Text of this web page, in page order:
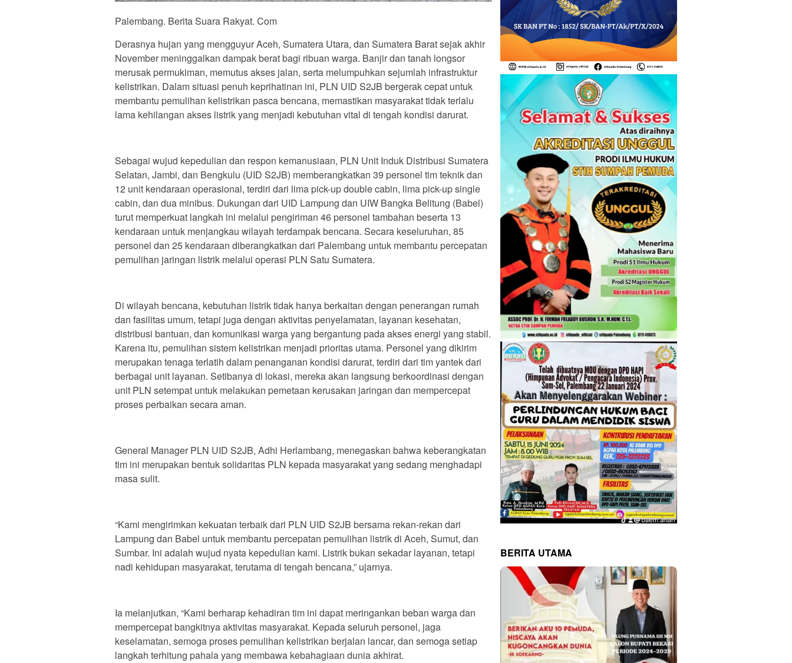
Palembang. Berita Suara Rakyat. Com
Derasnya hujan yang mengguyur Aceh, Sumatera Utara, dan Sumatera Barat sejak akhir
November meninggalkan dampak berat bagi ribuan warga. Banjir dan tanah longsor
merusak permukiman, memutus akses jalan, serta melumpuhkan sejumlah infrastruktur
kelistrikan. Dalam situasi penuh keprihatinan ini, PLN UID S2JB bergerak cepat untuk
membantu pemulihan kelistrikan pasca bencana, memastikan masyarakat tidak terlalu
lama kehilangan akses listrik yang menjadi kebutuhan vital di tengah kondisi darurat.
Sebagai wujud kepedulian dan respon kemanusiaan, PLN Unit Induk Distribusi Sumatera
Selatan, Jambi, dan Bengkulu (UID S2JB) memberangkatkan 39 personel tim teknik dan
12 unit kendaraan operasional, terdiri dari lima pick-up double cabin, lima pick-up single
cabin, dan dua minibus. Dukungan dari UID Lampung dan UIW Bangka Belitung (Babel)
turut memperkuat langkah ini melalui pengiriman 46 personel tambahan beserta 13
kendaraan untuk menjangkau wilayah terdampak bencana. Secara keseluruhan, 85
personel dan 25 kendaraan diberangkatkan dari Palembang untuk membantu percepatan
pemulihan jaringan listrik melalui operasi PLN Satu Sumatera.
Di wilayah bencana, kebutuhan listrik tidak hanya berkaitan dengan penerangan rumah
dan fasilitas umum, tetapi juga dengan aktivitas penyelamatan, layanan kesehatan,
distribusi bantuan, dan komunikasi warga yang bergantung pada akses energi yang stabil.
Karena itu, pemulihan sistem kelistrikan menjadi prioritas utama. Personel yang dikirim
merupakan tenaga terlatih dalam penanganan kondisi darurat, terdiri dari tim yantek dari
berbagai unit layanan. Setibanya di lokasi, mereka akan langsung berkoordinasi dengan
unit PLN setempat untuk melakukan pemetaan kerusakan jaringan dan mempercepat
proses perbaikan secara aman.
General Manager PLN UID S2JB, Adhi Herlambang, menegaskan bahwa keberangkatan
tim ini merupakan bentuk solidaritas PLN kepada masyarakat yang sedang menghadapi
masa sulit.
“Kami mengirimkan kekuatan terbaik dari PLN UID S2JB bersama rekan-rekan dari
Lampung dan Babel untuk membantu percepatan pemulihan listrik di Aceh, Sumut, dan
Sumbar. Ini adalah wujud nyata kepedulian kami. Listrik bukan sekadar layanan, tetapi
nadi kehidupan masyarakat, terutama di tengah bencana,” ujarnya.
Ia melanjutkan, “Kami berharap kehadiran tim ini dapat meringankan beban warga dan
mempercepat bangkitnya aktivitas masyarakat. Kepada seluruh personel, jaga
keselamatan, semoga proses pemulihan kelistrikan berjalan lancar, dan semoga setiap
langkah terhitung pahala yang membawa kebahagiaan dunia akhirat.
BERITA UTAMA